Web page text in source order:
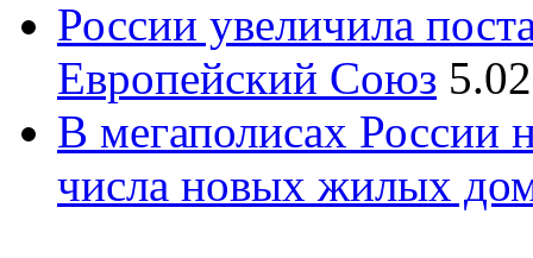
России увеличила
Европейский Союз
В мегаполисах России
числа новых жилых